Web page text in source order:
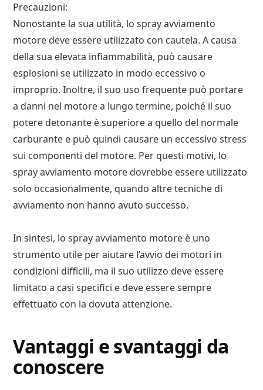
Precauzioni:
Nonostante la sua utilità, lo spray avviamento
motore deve essere utilizzato con cautela. A causa
della sua elevata infiammabilità, può causare
esplosioni se utilizzato in modo eccessivo o
improprio. Inoltre, il suo uso frequente può portare
a danni nel motore a lungo termine, poiché il suo
potere detonante è superiore a quello del normale
carburante e può quindi causare un eccessivo stress
sui componenti del motore. Per questi motivi, lo
spray avviamento motore dovrebbe essere utilizzato
solo occasionalmente, quando altre tecniche di
avviamento non hanno avuto successo.
In sintesi, lo spray avviamento motore è uno
strumento utile per aiutare l’avvio dei motori in
condizioni difficili, ma il suo utilizzo deve essere
limitato a casi specifici e deve essere sempre
effettuato con la dovuta attenzione.
Vantaggi e svantaggi da
conoscere